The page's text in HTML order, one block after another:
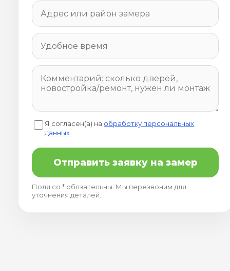
Я согласен(а) на обработку персональных
данных
Отправить заявку на замер
Поля со * обязательны. Мы перезвоним для
уточнения деталей.